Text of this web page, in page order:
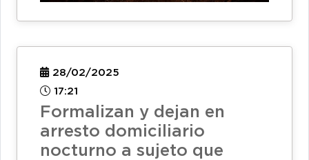
28/02/2025
17:21
Formalizan y dejan en
arresto domiciliario
nocturno a sujeto que